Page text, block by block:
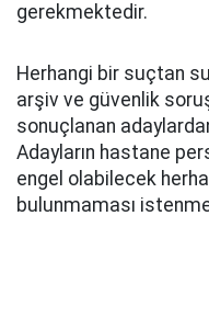
gerekmektedir.
Herhangi bir suçtan
arşiv ve güvenlik
sonuçlanan
Adayların hastane
engel olabilecek
bulunmaması